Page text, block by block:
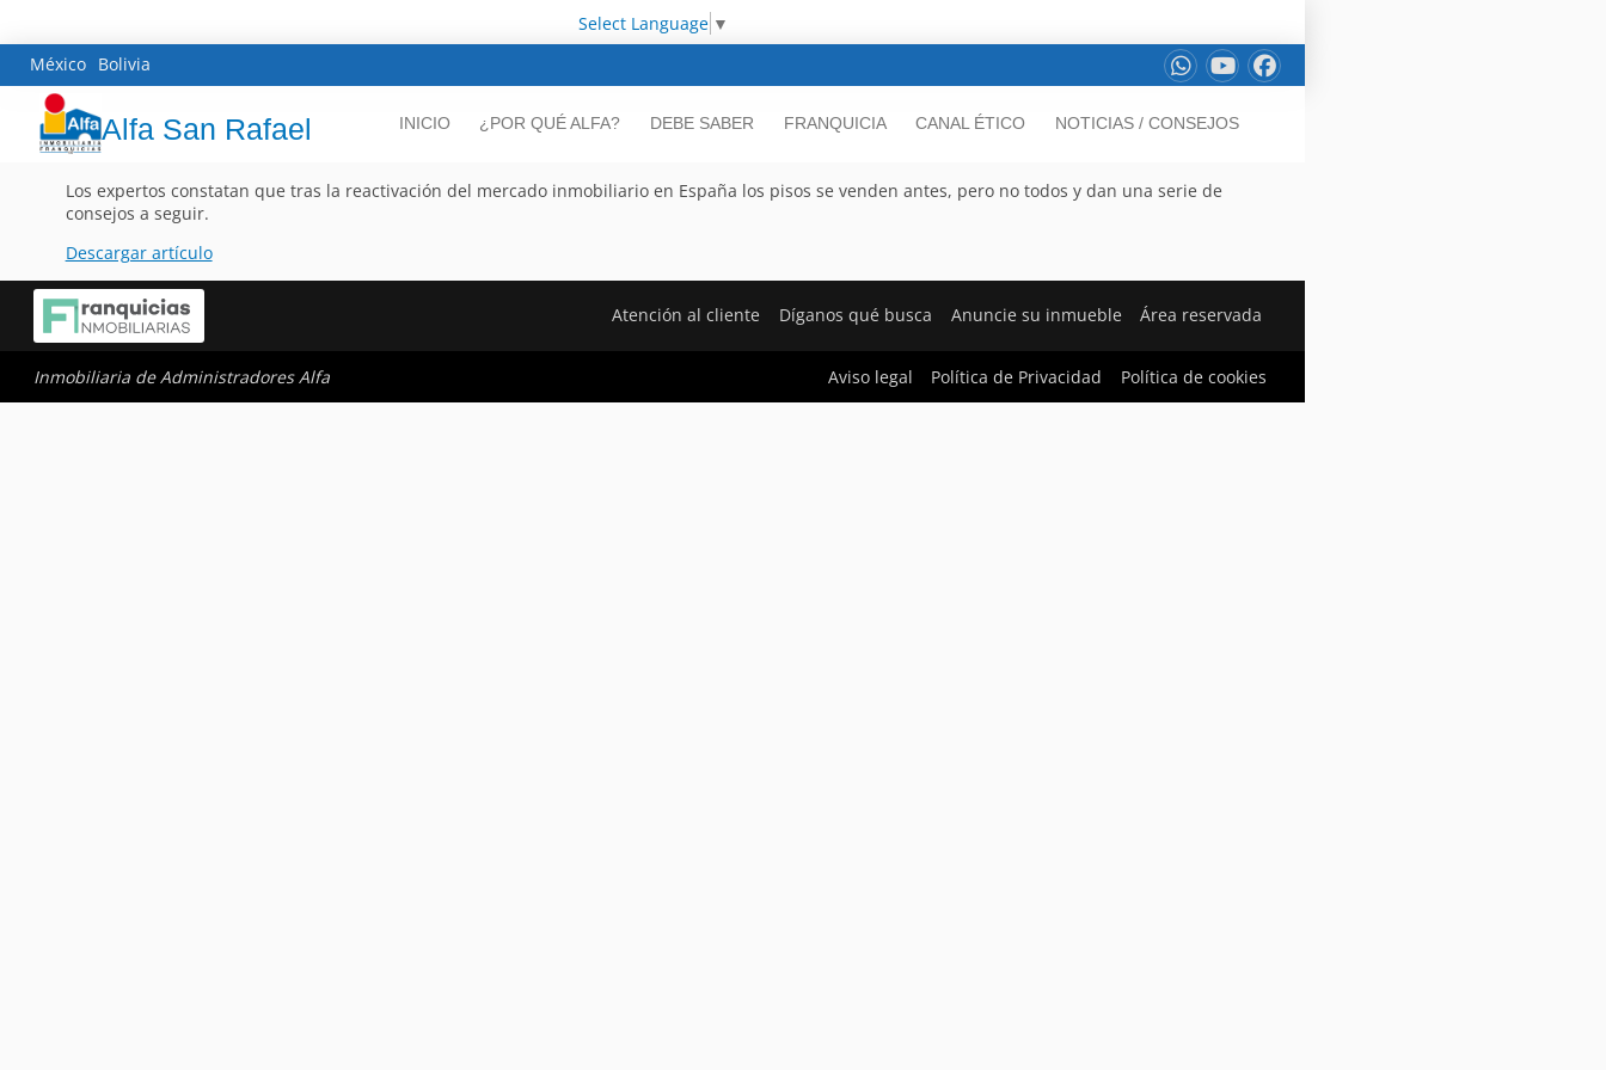
Select Language ▼
México Bolivia
Alfa San Rafael INICIO ¿POR QUÉ ALFA? DEBE SABER FRANQUICIA CANAL ÉTICO NOTICIAS / CONSEJOS
Los expertos constatan que tras la reactivación del mercado inmobiliario en España los pisos se venden antes, pero no todos y dan una serie de
consejos a seguir.
Descargar artículo
Atención al cliente Díganos qué busca Anuncie su inmueble Área reservada
Inmobiliaria de Administradores Alfa Aviso legal Política de Privacidad Política de cookies